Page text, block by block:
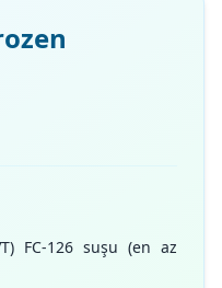
FC-126 suşu (en az